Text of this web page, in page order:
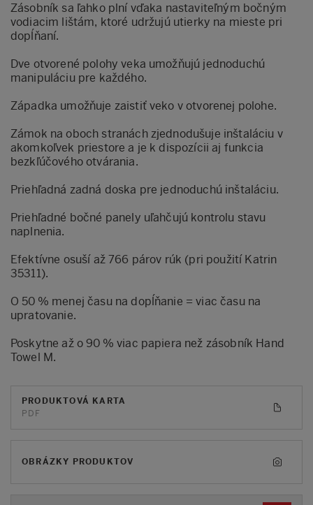
Zásobník sa ľahko plní vďaka nastaviteľným bočným
vodiacim lištám, ktoré udržujú utierky na mieste pri
dopĺňaní.
Dve otvorené polohy veka umožňujú jednoduchú
manipuláciu pre každého.
Západka umožňuje zaistiť veko v otvorenej polohe.
Zámok na oboch stranách zjednodušuje inštaláciu v
akomkoľvek priestore a je k dispozícii aj funkcia
bezkľúčového otvárania.
Priehľadná zadná doska pre jednoduchú inštaláciu.
Priehľadné bočné panely uľahčujú kontrolu stavu
naplnenia.
Efektívne osuší až 766 párov rúk (pri použití Katrin
35311).
O 50 % menej času na dopĺňanie = viac času na
upratovanie.
Poskytne až o 90 % viac papiera než zásobník Hand
Towel M.
PRODUKTOVÁ KARTA
PDF
OBRÁZKY PRODUKTOV